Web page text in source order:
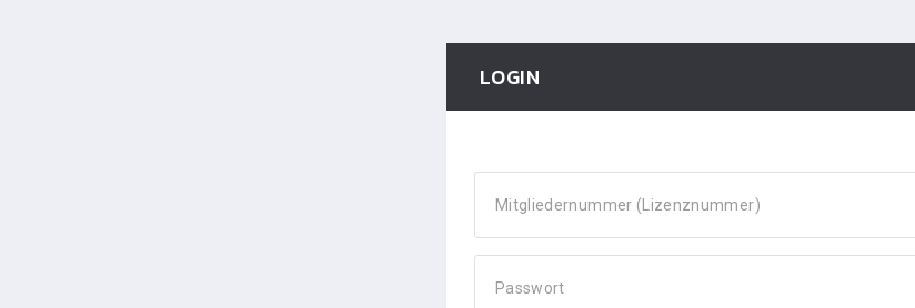
LOGIN
Mitgliedernummer (Lizenznummer)
Passwort